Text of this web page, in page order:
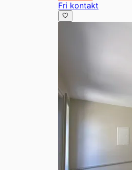
Fri kontakt